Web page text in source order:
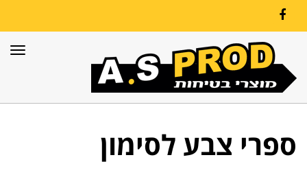
Facebook
ספרי צבע לסימון